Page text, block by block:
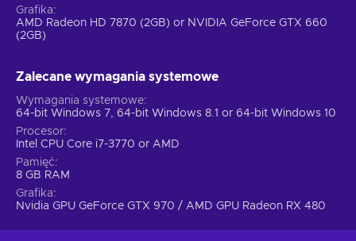
Grafika
AMD Radeon HD 7870 (2GB) or NVIDIA GeForce GTX 660
(2GB)
Zalecane wymagania systemowe
Wymagania systemowe
64-bit Windows 7, 64-bit Windows 8.1 or 64-bit Windows 10
Procesor
Intel CPU Core i7-3770 or AMD
Pamięć
8 GB RAM
Grafika
Nvidia GPU GeForce GTX 970 / AMD GPU Radeon RX 480